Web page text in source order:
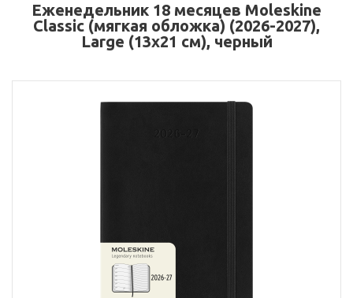
Еженедельник 18 месяцев Moleskine
Classic (мягкая обложка) (2026-2027),
Large (13x21 см), черный